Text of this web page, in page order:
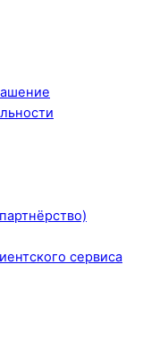
сервиса